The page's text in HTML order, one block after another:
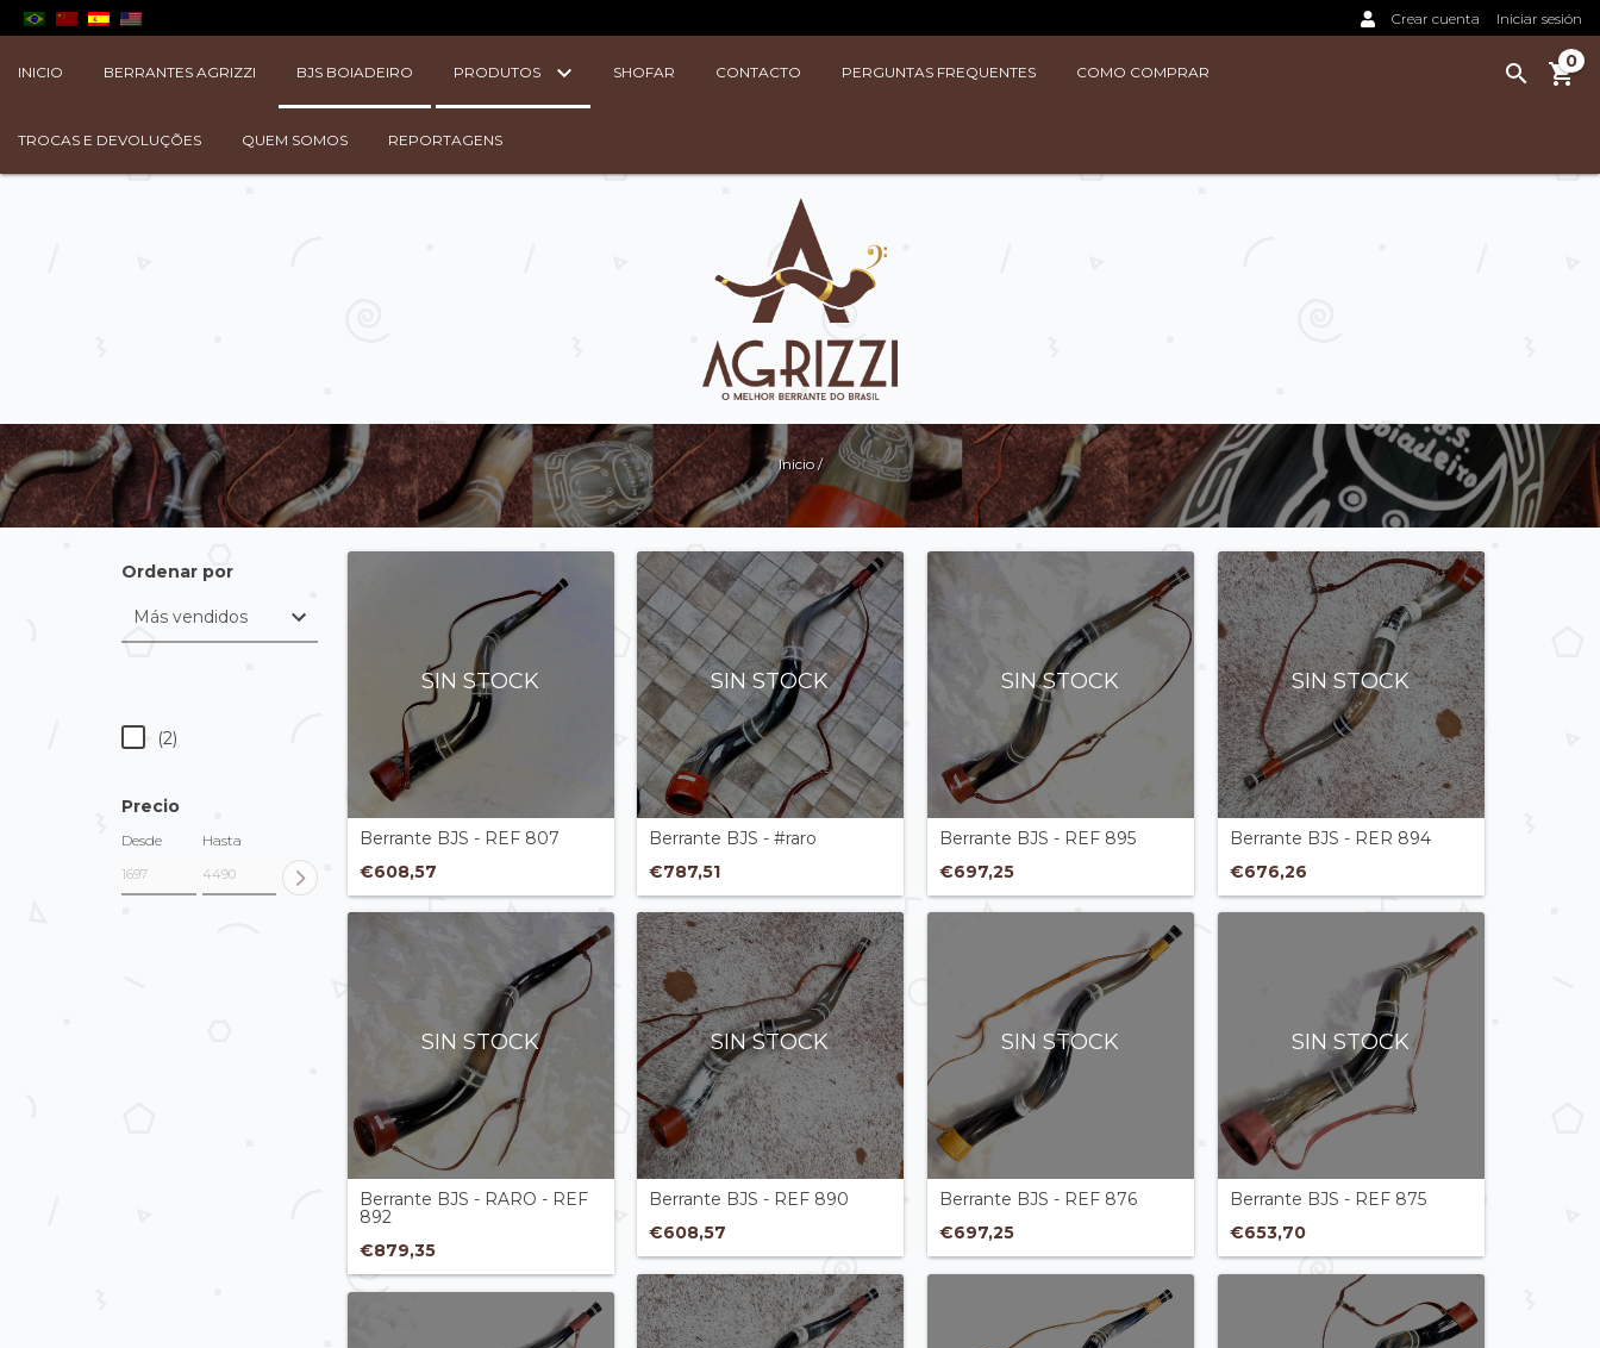
Crear cuenta Iniciar sesión
INICIO BERRANTES AGRIZZI BJS BOIADEIRO PRODUTOS SHOFAR CONTACTO PERGUNTAS FREQUENTES COMO COMPRAR
TROCAS E DEVOLUÇÕES QUEM SOMOS REPORTAGENS
0
Inicio /
Ordenar por
(2)
Precio
Desde Hasta
SIN STOCK
Berrante BJS - REF 807
€608,57
SIN STOCK
Berrante BJS - #raro
€787,51
SIN STOCK
Berrante BJS - REF 895
€697,25
SIN STOCK
Berrante BJS - RER 894
€676,26
SIN STOCK
Berrante BJS - RARO - REF
892
€879,35
SIN STOCK
Berrante BJS - REF 890
€608,57
SIN STOCK
Berrante BJS - REF 876
€697,25
SIN STOCK
Berrante BJS - REF 875
€653,70